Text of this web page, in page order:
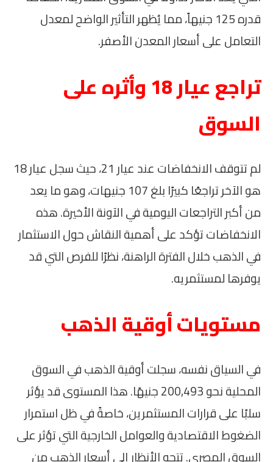
قدره 125 جنيهاً، مما يُظهر التأثير الواضح لمعدل
التعامل على أسعار المعدن الأصفر.
تراجع عيار 18 وأثره على
السوق
لم تتوقف الانخفاضات عند عيار 21، حيث سجل عيار 18
هو الآخر تراجعًا كبيرًا بلغ 107 جنيهات، وهو ما يعد
من أكبر التراجعات اليومية في الآونة الأخيرة. هذه
الانخفاضات تؤكد على أهمية النقاش حول الاستثمار
في الذهب خلال الفترة الراهنة، نظرًا للفرص التي قد
يوفرها لمستثمريه.
مستويات أوقية الذهب
في السياق نفسه، سجلت أوقية الذهب في السوق
المحلية نحو 200,493 جنيهًا. هذا المستوى قد يؤثر
سلبًا على قرارات المستثمرين، خاصةً في ظل استمرار
الضغوط الاقتصادية والعوامل الخارجية التي تؤثر على
السوق المصري. تتجه الأنظار إلى أسعار الذهب من